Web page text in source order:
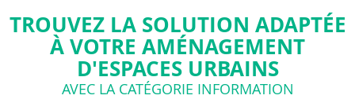
TROUVEZ LA SOLUTION ADAPTÉE
À VOTRE AMÉNAGEMENT
D'ESPACES URBAINS
AVEC LA CATÉGORIE INFORMATION